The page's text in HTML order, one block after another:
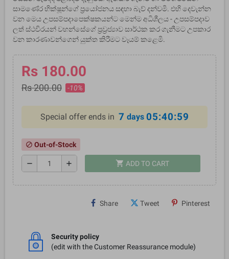
සාමණේර භික්ෂූන්ගේ ප්‍රයෝජනය සඳහා බැව් දන්වමි. එහි දෙවැන්න
වන මෙය උපසම්පදාපෙක්ෂකයන්ට මෙන්ම අධිශීලය - උපසම්පදාව
ලත් ස්ථවිරයන් වහන්සේගේ ප්‍රව්‍රජ්‍යාව සාර්ථක කර ගැනීමට උපකාර
වන කාරණාවන්ගෙන් යුක්ත කිරීමට වෑයම් කළෙමි.
Rs 180.00
Rs 200.00 -10%
Special offer ends in 7 days 05:40:58
block Out-of-Stock
remove add shopping_cart ADD TO CART
Share Tweet Pinterest
Security policy
(edit with the Customer Reassurance module)